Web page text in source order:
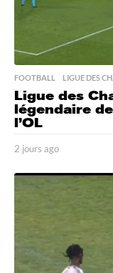
FOOTBALL ,LIGUE DES
Ligue des
légendaire
l’OL
2 jours ago
o
o